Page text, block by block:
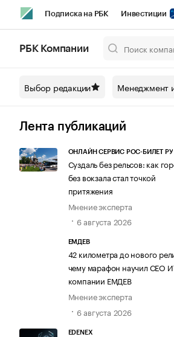
Подписка на РБК Инвестиции
Спецпроекты СПб
Технологии и медиа
РБК Компании
Выбор редакции Менеджмент
Лента публикаций
ОНЛАЙН СЕРВИС РОС-БИЛЕТ РУ
Суздаль без рельсов: как
без вокзала стал точкой
притяжения
Мнение эксперта
6 августа 2026
ЕМДЕВ
42 километра до нового
чему марафон научил СЕО
компании ЕМДЕВ
Мнение эксперта
6 августа 2026
EDENEX